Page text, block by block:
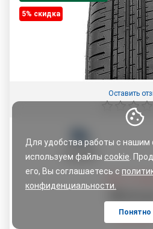
Для удобства работы с нашим
используем файлы cookie .
его, Вы соглашаетесь с
конфиденциальности.
Понятно
5% cкидка
Оставить
ПО АДРЕСУ
220,20 руб.